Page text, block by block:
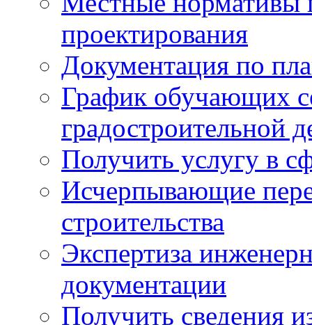
проектирования
Документация по
График обучающих
градостроительной
Получить услугу в
Исчерпывающие
строительства
Экспертиза
документации
Получить сведения